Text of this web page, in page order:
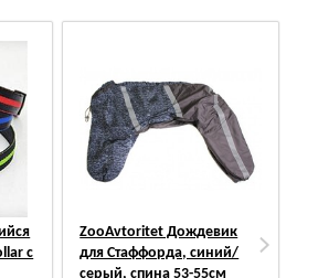
с
ZooAvtoritet Дождевик
для Стаффорда, синий/
серый, спина 53-55см